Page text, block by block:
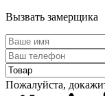
Вызвать замерщика
Пожалуйста,